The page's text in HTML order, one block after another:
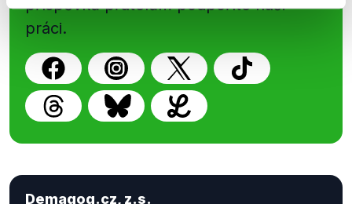
příspěvků přátelům podpoříte naši
práci.
Demagog.cz, z.s.